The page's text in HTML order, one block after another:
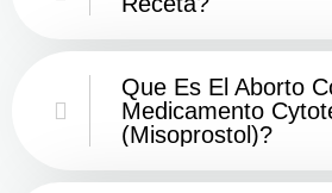
Que Es El Aborto
Medicamento
(misoprostol)?